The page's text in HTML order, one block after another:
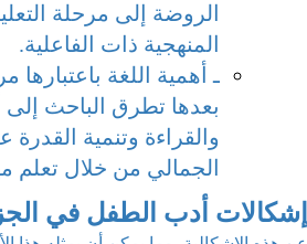
الروضة إلى مرحلة
المنهجية ذات الفاعلية.
ـ أهمية اللغة
بعدها تطرق الباحث إلى
والقراءة وتنمية
الجمالي من خلال تعلم
إشكالات أدب الطفل في